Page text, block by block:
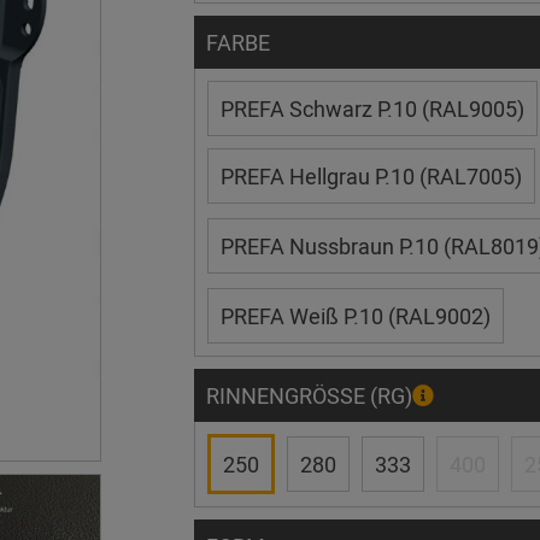
FARBE
PREFA Schwarz P.10 (RAL9005)
PREFA Hellgrau P.10 (RAL7005)
PREFA Nussbraun P.10
PREFA Weiß P.10 (RAL9002)
RINNENGRÖSSE (RG)
250 280 333